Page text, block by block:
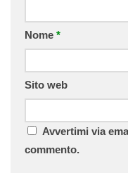
Nome *
Sito web
Avvertimi via
commento.